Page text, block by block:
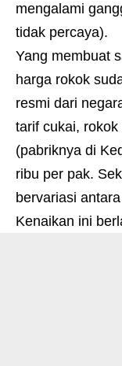
mengalami
tidak percaya).
Yang membuat
harga rokok
resmi dari
tarif cukai,
(pabriknya di
ribu per pak.
bervariasi
Kenaikan ini